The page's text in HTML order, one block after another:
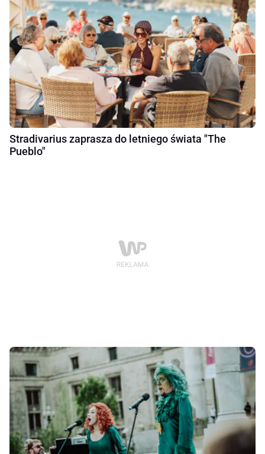
Stradivarius zaprasza do letniego świata "The
Pueblo"